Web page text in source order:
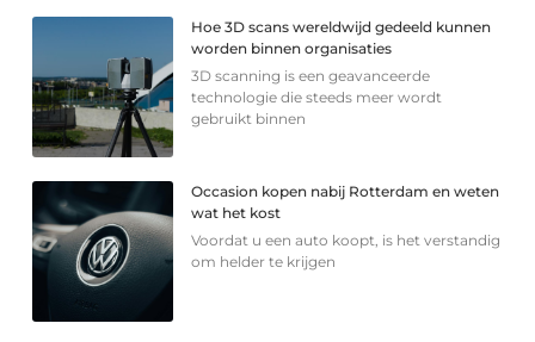
Hoe 3D scans wereldwijd gedeeld kunnen
worden binnen organisaties
3D scanning is een geavanceerde
technologie die steeds meer wordt
gebruikt binnen
Occasion kopen nabij Rotterdam en weten
wat het kost
Voordat u een auto koopt, is het verstandig
om helder te krijgen